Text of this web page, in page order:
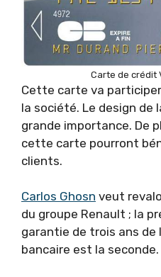
Carte de crédit
Cette carte va
la société. Le design de
grande importance. De
cette carte pourront
clients.
Carlos Ghosn veut
du groupe Renault ; la
garantie de trois ans de
bancaire est la seconde.